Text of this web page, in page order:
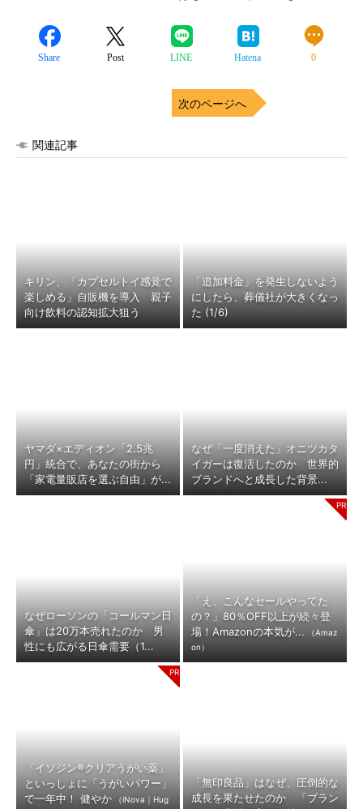
Share Post LINE Hatena 0
次のページへ
関連記事
キリン、「カプセルトイ感覚で
楽しめる」自販機を導入 親子
向け飲料の認知拡大狙う
「追加料金」を発生しないよう
にしたら、葬儀社が大きくなっ
た (1/6)
ヤマダ×エディオン「2.5兆
円」統合で、あなたの街から
「家電量販店を選ぶ自由」が...
なぜ「一度消えた」オニツカタ
イガーは復活したのか 世界的
ブランドへと成長した背景...
なぜローソンの「コールマン日
傘」は20万本売れたのか 男
性にも広がる日傘需要（1...
「え、こんなセールやってた
の？」80％OFF以上が続々登
場！Amazonの本気が...
（Amaz
on）
「イソジン®クリアうがい薬」
といっしょに「うがいパワー」
で一年中！ 健やか
（iNova｜Hug
「無印良品」はなぜ、圧倒的な
成長を果たせたのか 「ブラン